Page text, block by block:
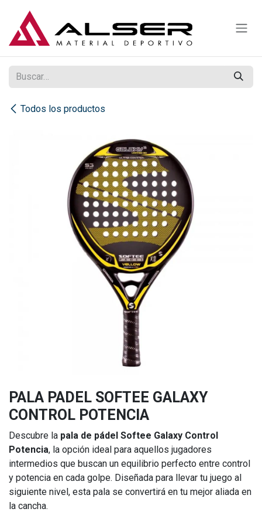
Todos los productos
PALA PADEL SOFTEE GALAXY
CONTROL POTENCIA
Descubre la pala de pádel Softee Galaxy Control
Potencia, la opción ideal para aquellos jugadores
intermedios que buscan un equilibrio perfecto entre control
y potencia en cada golpe. Diseñada para llevar tu juego al
siguiente nivel, esta pala se convertirá en tu mejor aliada en
la cancha.